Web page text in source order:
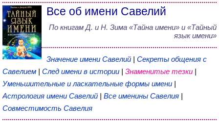
Все об имени Савелий
По книгам Д. и Н. Зима «Тайна имени» и «Тайный
язык имени»
Значение имени Савелий | Секреты общения с
Савелием | След имени в истории | Знаменитые тезки |
Уменьшительные и ласкательные формы имени |
Астрология имени Савелий | Все именины Савелия |
Совместимость Савелия